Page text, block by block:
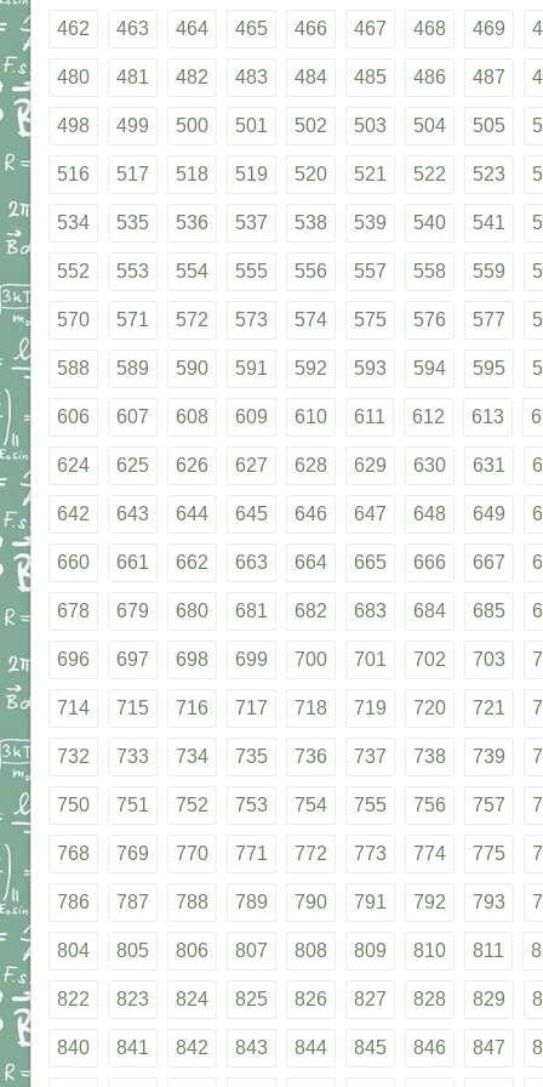
462 463 464 465 466 467 468 469
480 481 482 483 484 485 486 487
498 499 500 501 502 503 504 505
516 517 518 519 520 521 522 523
534 535 536 537 538 539 540 541
552 553 554 555 556 557 558 559
570 571 572 573 574 575 576 577
588 589 590 591 592 593 594 595
606 607 608 609 610 611 612 613
624 625 626 627 628 629 630 631
642 643 644 645 646 647 648 649
660 661 662 663 664 665 666 667
678 679 680 681 682 683 684 685
696 697 698 699 700 701 702 703
714 715 716 717 718 719 720 721
732 733 734 735 736 737 738 739
750 751 752 753 754 755 756 757
768 769 770 771 772 773 774 775
786 787 788 789 790 791 792 793
804 805 806 807 808 809 810 811
822 823 824 825 826 827 828 829
840 841 842 843 844 845 846 847